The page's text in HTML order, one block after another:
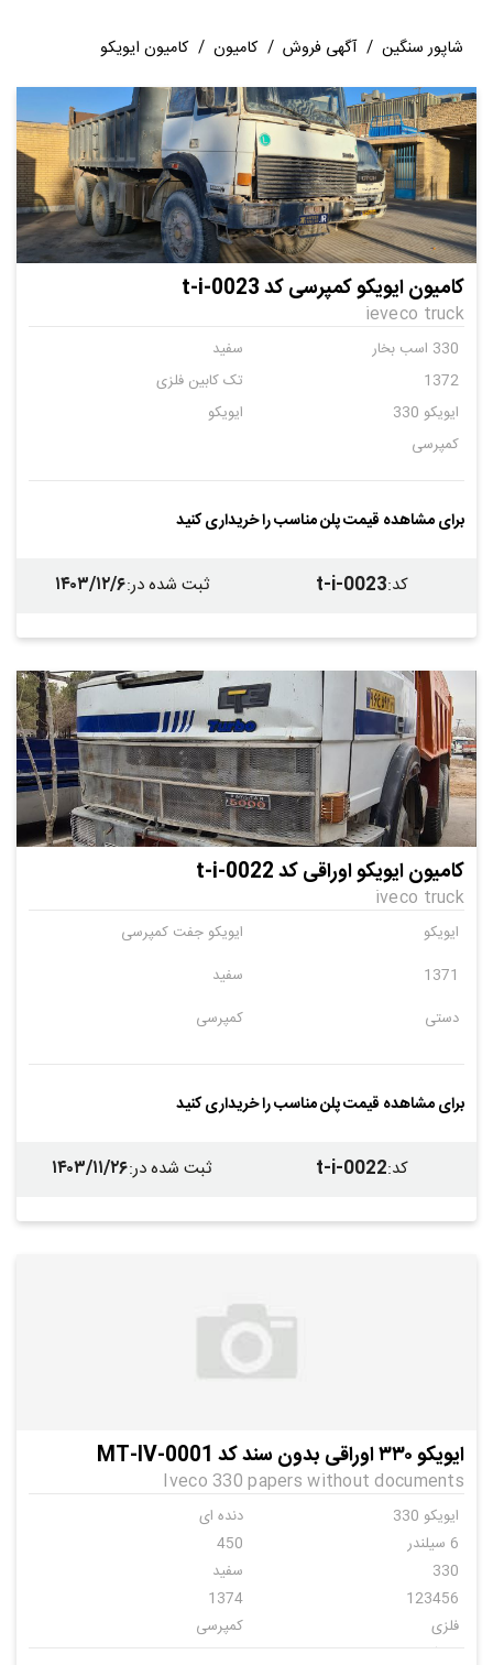
شاپور سنگین / آگهی فروش / کامیون / کامیون ایویکو
کامیون ایویکو کمپرسی کد t-i-0023
ieveco truck
330 اسب بخار
سفید
1372
تک کابین فلزی
ایویکو 330
ایویکو
کمپرسی
برای مشاهده قیمت پلن مناسب را خریداری کنید
کد:
t-i-0023 ثبت شده در:۱۴۰۳/۱۲/۶
کامیون ایویکو اوراقی کد t-i-0022
iveco truck
ایویکو
ایویکو جفت کمپرسی
1371
سفید
دستی
کمپرسی
برای مشاهده قیمت پلن مناسب را خریداری کنید
کد:
t-i-0022 ثبت شده در:۱۴۰۳/۱۱/۲۶
ایویکو ۳۳۰ اوراقی بدون سند کد MT-IV-0001
Iveco 330 papers without documents
ایویکو 330
دنده ای
6 سیلندر
450
330
سفید
123456
1374
فلزی
کمپرسی
ایویکو